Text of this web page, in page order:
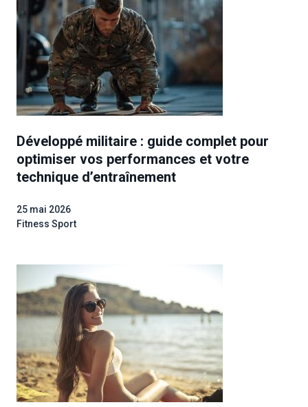
Développé militaire : guide complet pour
optimiser vos performances et votre
technique d’entraînement
25 mai 2026
Fitness Sport